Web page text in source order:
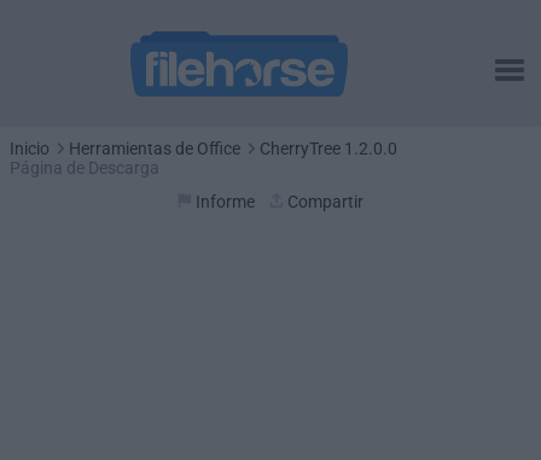
Inicio Herramientas de Office
CherryTree 1.2.0.0
Página de Descarga
Informe
Compartir